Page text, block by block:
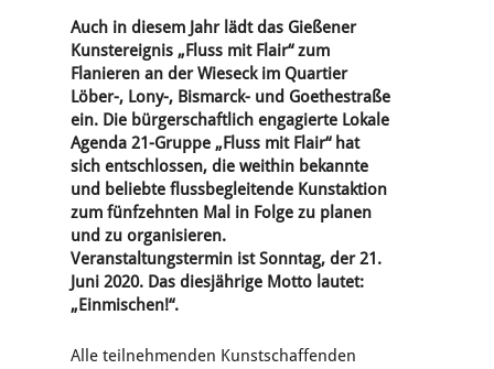
Auch in diesem Jahr lädt das Gießener
Kunstereignis „Fluss mit Flair“ zum
Flanieren an der Wieseck im Quartier
Löber-, Lony-, Bismarck- und Goethestraße
ein. Die bürgerschaftlich engagierte Lokale
Agenda 21-Gruppe „Fluss mit Flair“ hat
sich entschlossen, die weithin bekannte
und beliebte flussbegleitende Kunstaktion
zum fünfzehnten Mal in Folge zu planen
und zu organisieren.
Veranstaltungstermin ist Sonntag, der 21.
Juni 2020. Das diesjährige Motto lautet:
„Einmischen!“.
Alle teilnehmenden Kunstschaffenden